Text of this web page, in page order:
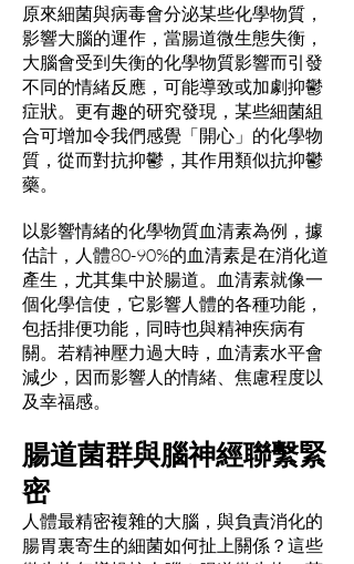
原來細菌與病毒會分泌某些化學物質，
影響大腦的運作，當腸道微生態失衡，
大腦會受到失衡的化學物質影響而引發
不同的情緒反應，可能導致或加劇抑鬱
症狀。更有趣的研究發現，某些細菌組
合可增加令我們感覺「開心」的化學物
質，從而對抗抑鬱，其作用類似抗抑鬱
藥。
以影響情緒的化學物質血清素為例，據
估計，人體80-90%的血清素是在消化道
產生，尤其集中於腸道。血清素就像一
個化學信使，它影響人體的各種功能，
包括排便功能，同時也與精神疾病有
關。若精神壓力過大時，血清素水平會
減少，因而影響人的情緒、焦慮程度以
及幸福感。
腸道菌群與腦神經聯繫緊
密
人體最精密複雜的大腦，與負責消化的
腸胃裏寄生的細菌如何扯上關係？這些